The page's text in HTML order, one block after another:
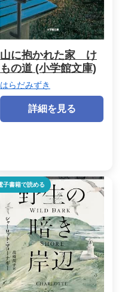
山に抱かれた家 け
もの道 (小学館文庫)
はらだみずき
詳細を見る
子書籍で読める